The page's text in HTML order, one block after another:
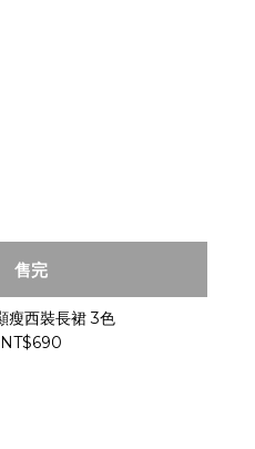
售完
瘦西裝長裙 3色
NT$690